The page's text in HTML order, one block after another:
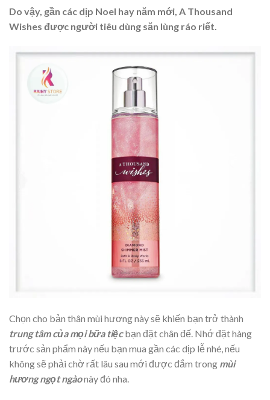
Do vậy, gần các dịp Noel hay năm mới, A Thousand
Wishes được người tiêu dùng săn lùng ráo riết.
Chọn cho bản thân mùi hương này sẽ khiến bạn trở thành
trung tâm của mọi bữa tiệcbạn đặt chân đế. Nhớ đặt hàng
trước sản phẩm này nếu bạn mua gần các dịp lễ nhé, nếu
không sẽ phải chờ rất lâu sau mới được đắm trong mùi
hương ngọt ngàonày đó nha.